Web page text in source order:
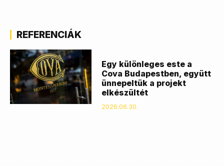
REFERENCIÁK
Egy különleges este a
Cova Budapestben, együtt
ünnepeltük a projekt
elkészültét
2026.06.30.